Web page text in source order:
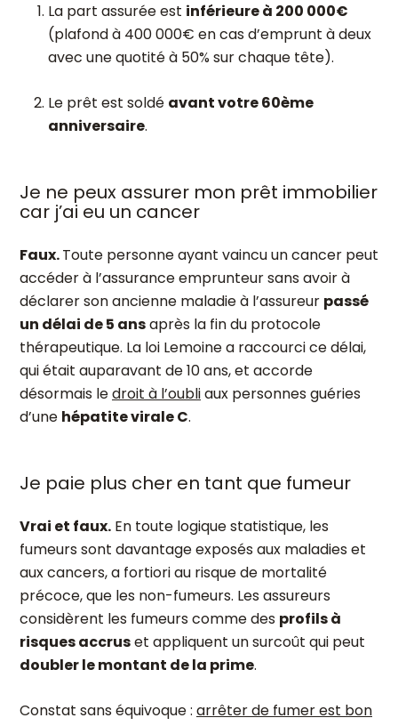
La part assurée est inférieure à 200 000€
(plafond à 400 000€ en cas d’emprunt à deux
avec une quotité à 50% sur chaque tête).
Le prêt est soldé avant votre 60ème
anniversaire.
Je ne peux assurer mon prêt immobilier
car j’ai eu un cancer
Faux.Toute personne ayant vaincu un cancer peut
accéder à l’assurance emprunteur sans avoir à
déclarer son ancienne maladie à l’assureur passé
un délai de 5 ansaprès la fin du protocole
thérapeutique. La loi Lemoine a raccourci ce délai,
qui était auparavant de 10 ans, et accorde
désormais ledroit à l’oubliaux personnes guéries
d’une hépatite virale C.
Je paie plus cher en tant que fumeur
Vrai et faux. En toute logique statistique, les
fumeurs sont davantage exposés aux maladies et
aux cancers, a fortiori au risque de mortalité
précoce, que les non-fumeurs. Les assureurs
considèrent les fumeurs comme des profils à
risques accruset appliquent un surcoût qui peut
doubler le montant de la prime.
Constat sans équivoque : arrêter de fumer est bon